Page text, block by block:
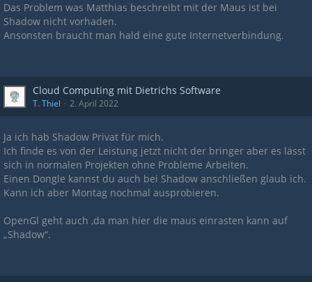
Das Problem was Matthias beschreibt mit der Maus ist bei
Shadow nicht vorhaden.
Ansonsten braucht man hald eine gute Internetverbindung.
Cloud Computing mit Dietrichs Software
T. Thiel 2. April 2022
Ja ich hab Shadow Privat für mich.
Ich finde es von der Leistung jetzt nicht der bringer aber es lässt
sich in normalen Projekten ohne Probleme Arbeiten.
Einen Dongle kannst du auch bei Shadow anschließen glaub ich.
Kann ich aber Montag nochmal ausprobieren.
OpenGl geht auch ,da man hier die maus einrasten kann auf
„Shadow“.